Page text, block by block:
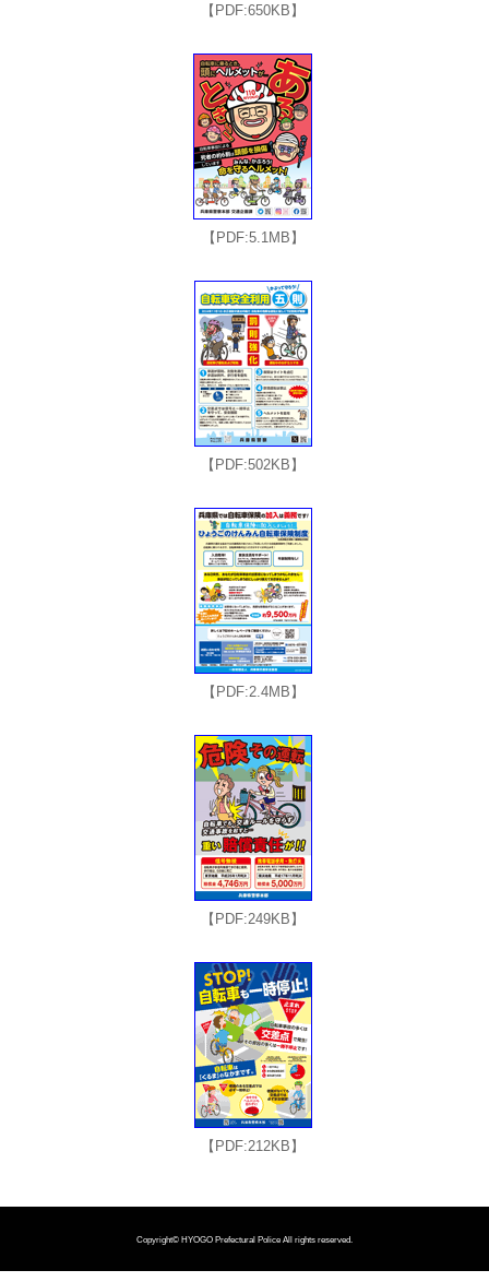
【PDF:650KB】
【PDF:5.1MB】
【PDF:502KB】
【PDF:2.4MB】
【PDF:249KB】
【PDF:212KB】
Copyright© HYOGO Prefectural Police All rights reserved.